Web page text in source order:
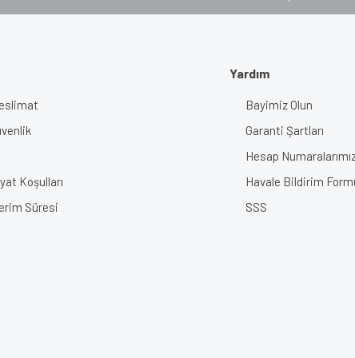
Koşulları
Süresi
Yardım
Bayimiz Olun
Garanti Şartları
Hesap
Havale Bildirim
SSS